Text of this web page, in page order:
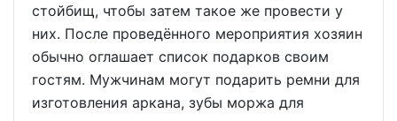
стойбищ, чтобы затем такое же провести у
них. После проведённого мероприятия хозяин
обычно оглашает список подарков своим
гостям. Мужчинам могут подарить ремни для
изготовления аркана, зубы моржа для